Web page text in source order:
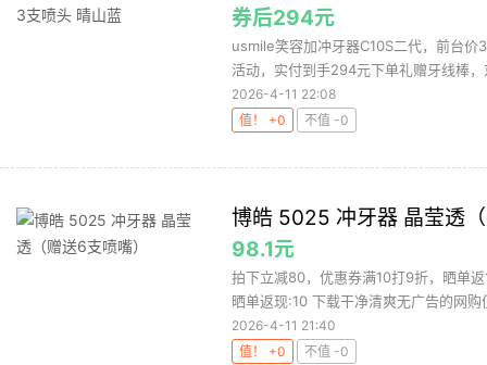
券后294元
usmile笑容加冲牙器C10S二代，前台
活动，实付到手294元下单礼赠牙线棒
2026-4-11 22:08
值！ +0
不值 -0
博皓 5025 冲牙器 晶莹透
98.1元
拍下立减80，优惠券满10打9折，晒单
晒单返现:10 下载干净清爽无广告的网购
2026-4-11 21:40
值！ +0
不值 -0